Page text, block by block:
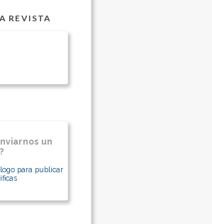
REVISTA
un
para publicar